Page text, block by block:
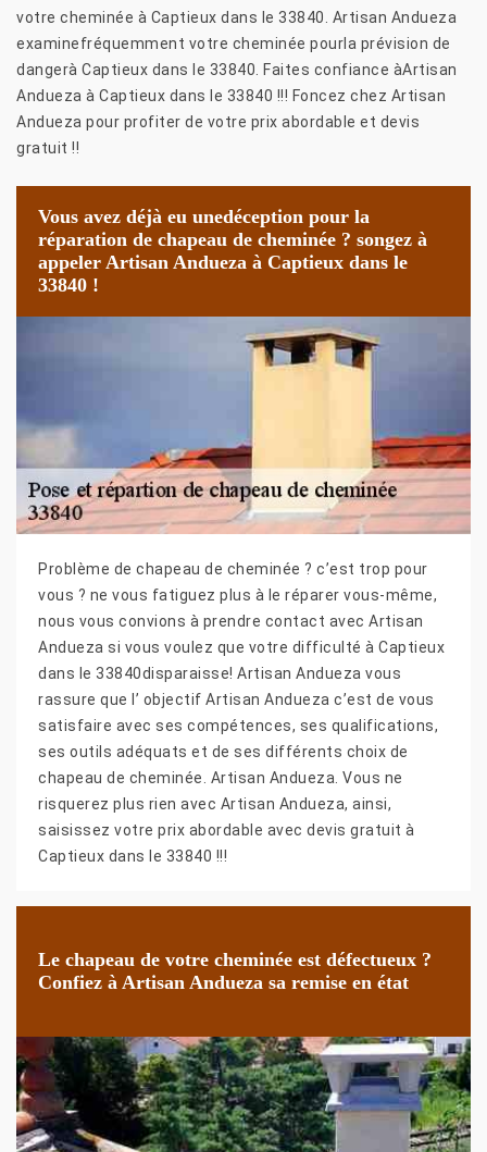
votre cheminée à Captieux dans le 33840. Artisan Andueza
examinefréquemment votre cheminée pourla prévision de
dangerà Captieux dans le 33840. Faites confiance àArtisan
Andueza à Captieux dans le 33840 !!! Foncez chez Artisan
Andueza pour profiter de votre prix abordable et devis
gratuit !!
Vous avez déjà eu unedéception pour la
réparation de chapeau de cheminée ? songez à
appeler Artisan Andueza à Captieux dans le
33840 !
Problème de chapeau de cheminée ? c’est trop pour
vous ? ne vous fatiguez plus à le réparer vous-même,
nous vous convions à prendre contact avec Artisan
Andueza si vous voulez que votre difficulté à Captieux
dans le 33840disparaisse! Artisan Andueza vous
rassure que l’ objectif Artisan Andueza c’est de vous
satisfaire avec ses compétences, ses qualifications,
ses outils adéquats et de ses différents choix de
chapeau de cheminée. Artisan Andueza. Vous ne
risquerez plus rien avec Artisan Andueza, ainsi,
saisissez votre prix abordable avec devis gratuit à
Captieux dans le 33840 !!!
Le chapeau de votre cheminée est défectueux ?
Confiez à Artisan Andueza sa remise en état